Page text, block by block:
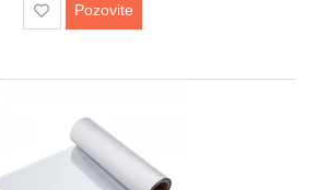
Pozovite